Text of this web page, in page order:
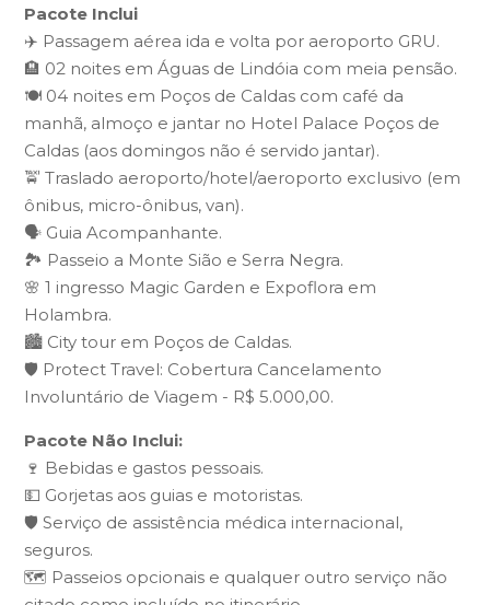
Pacote Inclui
✈️ Passagem aérea ida e volta por aeroporto GRU.
🏨 02 noites em Águas de Lindóia com meia pensão.
🍽️ 04 noites em Poços de Caldas com café da
manhã, almoço e jantar no Hotel Palace Poços de
Caldas (aos domingos não é servido jantar).
🚖 Traslado aeroporto/hotel/aeroporto exclusivo (em
ônibus, micro-ônibus, van).
🗣️ Guia Acompanhante.
🏞️ Passeio a Monte Sião e Serra Negra.
🌸 1 ingresso Magic Garden e Expoflora em
Holambra.
🏙️ City tour em Poços de Caldas.
🛡️ Protect Travel: Cobertura Cancelamento
Involuntário de Viagem - R$ 5.000,00.
Pacote Não Inclui:
🍷 Bebidas e gastos pessoais.
💵 Gorjetas aos guias e motoristas.
🛡️ Serviço de assistência médica internacional,
seguros.
🗺️ Passeios opcionais e qualquer outro serviço não